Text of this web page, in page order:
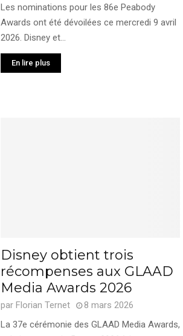
Les nominations pour les 86e Peabody
Awards ont été dévoilées ce mercredi 9 avril
2026. Disney et...
En lire plus
Disney obtient trois
récompenses aux GLAAD
Media Awards 2026
par Florian Ternet
8 mars 2026
La 37e cérémonie des GLAAD Media Awards,